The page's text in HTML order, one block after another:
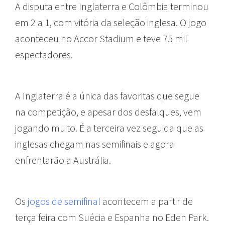
A disputa entre Inglaterra e Colômbia terminou
em 2 a 1, com vitória da seleção inglesa. O jogo
aconteceu no Accor Stadium e teve 75 mil
espectadores.
A Inglaterra é a única das favoritas que segue
na competição, e apesar dos desfalques, vem
jogando muito. É a terceira vez seguida que as
inglesas chegam nas semifinais e agora
enfrentarão a Austrália.
Os jogos de semifinal acontecem a partir de
terça feira com Suécia e Espanha no Eden Park.